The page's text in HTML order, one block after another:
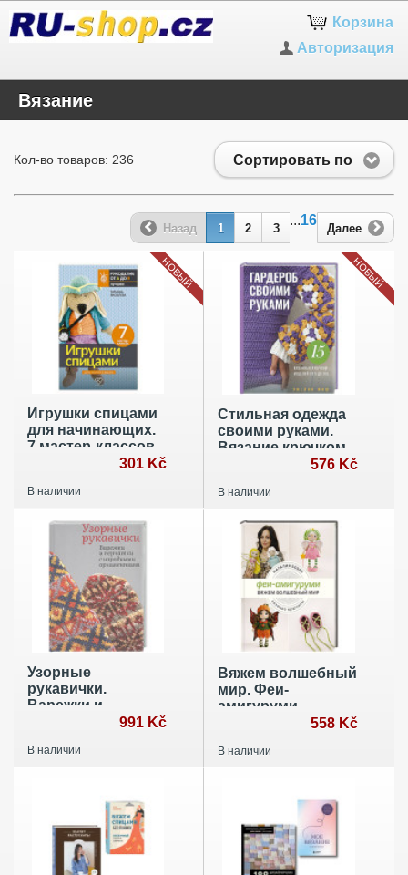
Корзина
Авторизация
Вязание
Сортировать по
Кол-во товаров: 236
Назад 1 2 3
...16
Далее
Игрушки спицами
для начинающих.
7 мастер-классов
301 Kč
В наличии
НОВЫЙ
Стильная одежда
своими руками.
Вязание крючком
576 Kč
В наличии
НОВЫЙ
Узорные
рукавички.
Варежки и
орнаментами
991 Kč
В наличии
Вяжем волшебный
мир. Феи-
амигуруми
558 Kč
В наличии